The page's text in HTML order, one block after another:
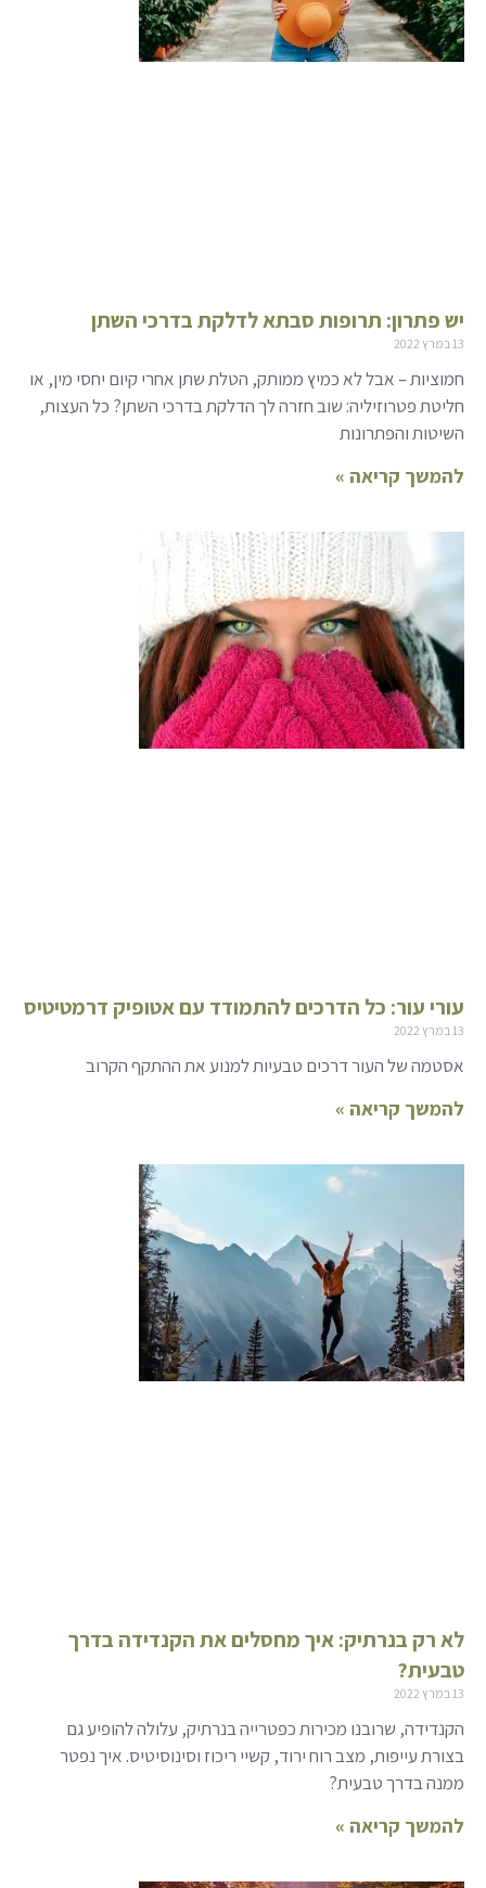
יש פתרון: תרופות סבתא לדלקת בדרכי השתן
13 במרץ 2022
חמוציות – אבל לא כמיץ ממותק, הטלת שתן אחרי קיום יחסי מין, או
חליטת פטרוזיליה: שוב חזרה לך הדלקת בדרכי השתן? כל העצות,
השיטות והפתרונות
להמשך קריאה »
עורי עור: כל הדרכים להתמודד עם אטופיק דרמטיטיס
13 במרץ 2022
אסטמה של העור דרכים טבעיות למנוע את ההתקף הקרוב
להמשך קריאה »
לא רק בנרתיק: איך מחסלים את הקנדידה בדרך
טבעית?
13 במרץ 2022
הקנדידה, שרובנו מכירות כפטרייה בנרתיק, עלולה להופיע גם
בצורת עייפות, מצב רוח ירוד, קשיי ריכוז וסינוסיטיס. איך נפטר
ממנה בדרך טבעית?
להמשך קריאה »